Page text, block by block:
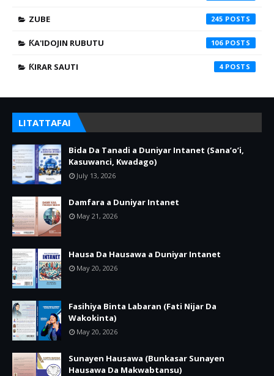
ZUBE 245
ƘA'IDOJIN RUBUTU 106
ƘIRAR SAUTI 4
LITATTAFAI
Bida Da Tanadi a Duniyar Intanet (Sana’o’i,
Kasuwanci, Kwadago)
July 13, 2026
Damfara a Duniyar Intanet
May 21, 2026
Hausa Da Hausawa a Duniyar Intanet
May 20, 2026
Fasihiya Binta Labaran (Fati Nijar Da
Wakokinta)
May 20, 2026
Sunayen Hausawa (Bunkasar Sunayen
Hausawa Da Makwabtansu)